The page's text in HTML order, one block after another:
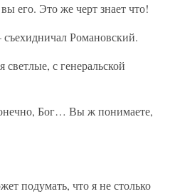
его. Это же черт знает что!
Романовский.
с генеральской
Бог… Вы ж понимаете,
подумать, что я не столько